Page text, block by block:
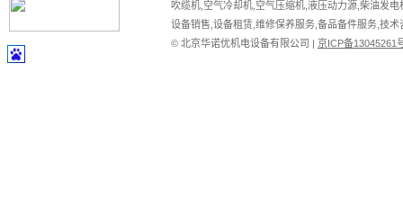
吹缆机,空气冷却机,空气压缩机,液压动力源,柴油发
设备销售,设备租赁,维修保养服务,备品备件服务,技术
© 北京华诺优机电设备有限公司 | 京ICP备13045261